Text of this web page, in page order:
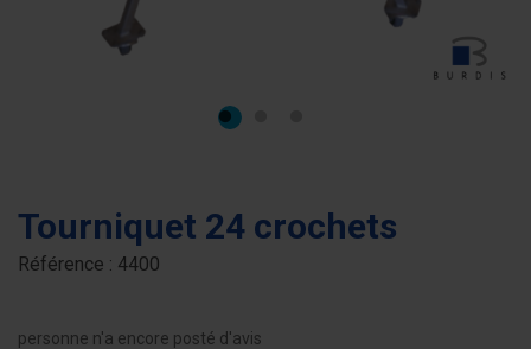
Tourniquet 24 crochets
Référence : 4400
personne n'a encore posté d'avis